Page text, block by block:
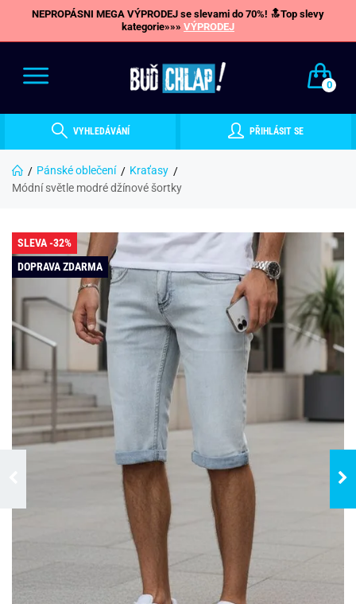
NEPROPÁSNI MEGA VÝPRODEJ se slevami do 70%! 🔝Top slevy
kategorie»»» VÝPRODEJ
0
VYHLEDÁVÁNÍ PŘIHLÁSIT SE
Pánské oblečení
Kraťasy
Módní světle modré džínové šortky
SLEVA -32%
DOPRAVA ZDARMA